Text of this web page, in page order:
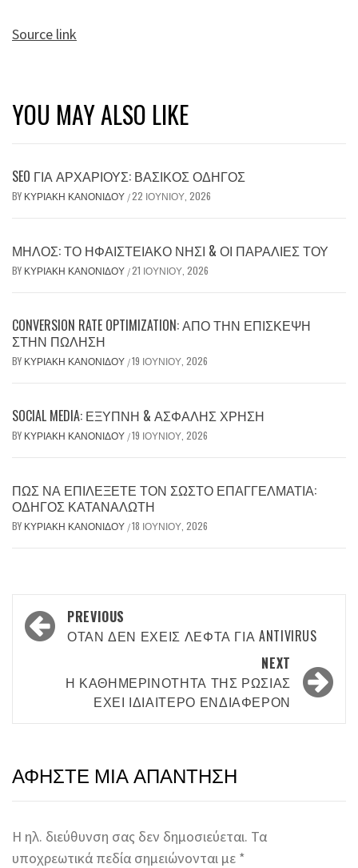
Source link
YOU MAY ALSO LIKE
SEO ΓΙΑ ΑΡΧΆΡΙΟΥΣ: ΒΑΣΙΚΌΣ ΟΔΗΓΌΣ
BY ΚΥΡΙΑΚΉ ΚΑΝΟΝΊΔΟΥ /22 ΙΟΥΝΊΟΥ, 2026
ΜΉΛΟΣ: ΤΟ ΗΦΑΙΣΤΕΙΑΚΌ ΝΗΣΊ & ΟΙ ΠΑΡΑΛΊΕΣ ΤΟΥ
BY ΚΥΡΙΑΚΉ ΚΑΝΟΝΊΔΟΥ /21 ΙΟΥΝΊΟΥ, 2026
CONVERSION RATE OPTIMIZATION: ΑΠΌ ΤΗΝ ΕΠΊΣΚΕΨΗ
ΣΤΗΝ ΠΏΛΗΣΗ
BY ΚΥΡΙΑΚΉ ΚΑΝΟΝΊΔΟΥ /19 ΙΟΥΝΊΟΥ, 2026
SOCIAL MEDIA: ΈΞΥΠΝΗ & ΑΣΦΑΛΉΣ ΧΡΉΣΗ
BY ΚΥΡΙΑΚΉ ΚΑΝΟΝΊΔΟΥ /19 ΙΟΥΝΊΟΥ, 2026
ΠΏΣ ΝΑ ΕΠΙΛΈΞΕΤΕ ΤΟΝ ΣΩΣΤΌ ΕΠΑΓΓΕΛΜΑΤΊΑ:
ΟΔΗΓΌΣ ΚΑΤΑΝΑΛΩΤΉ
BY ΚΥΡΙΑΚΉ ΚΑΝΟΝΊΔΟΥ /18 ΙΟΥΝΊΟΥ, 2026
Post
navigation
PREVIOUS
ΌΤΑΝ ΔΕΝ ΈΧΕΙΣ ΛΕΦΤΆ ΓΙΑ ANTIVIRUS
NEXT
Η ΚΑΘΗΜΕΡΙΝΌΤΗΤΑ ΤΗΣ ΡΩΣΊΑΣ
ΈΧΕΙ ΙΔΙΑΊΤΕΡΟ ΕΝΔΙΑΦΈΡΟΝ
ΑΦΉΣΤΕ ΜΙΑ ΑΠΆΝΤΗΣΗ
Η ηλ. διεύθυνση σας δεν δημοσιεύεται. Τα
υποχρεωτικά πεδία σημειώνονται με *